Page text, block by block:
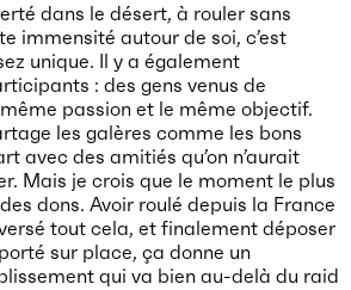
dans le désert, à rouler sans
immensité autour de soi, c’est
unique. Il y a également
: des gens venus de
passion et le même objectif.
les galères comme les bons
avec des amitiés qu’on n’aurait
Mais je crois que le moment le plus
dons. Avoir roulé depuis la France
tout cela, et finalement déposer
sur place, ça donne un
qui va bien au-delà du raid